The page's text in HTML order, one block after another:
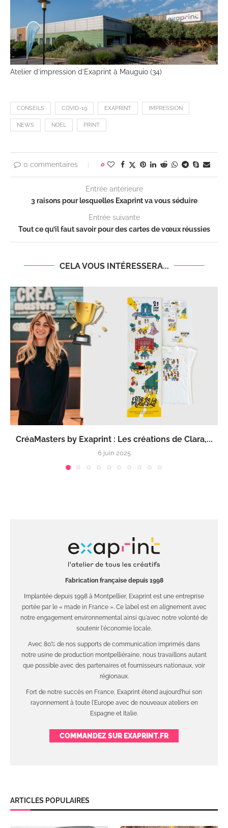
Atelier d’impression d’Exaprint à Mauguio (34)
CONSEILS COVID-19 EXAPRINT IMPRESSION
NEWS NOEL PRINT
0 commentaires 0
Entrée antérieure
3 raisons pour lesquelles Exaprint va vous séduire
Entrée suivante
Tout ce qu’il faut savoir pour des cartes de vœux réussies
CELA VOUS INTÉRESSERA...
CréaMasters by Exaprint : Les créations de Clara,...
6 juin 2025
Fabrication française depuis 1998
Implantée depuis 1998 à Montpellier, Exaprint est une entreprise
portée par le « made in France ». Ce label est en alignement avec
notre engagement environnemental ainsi qu'avec notre volonté de
soutenir l'économie locale.
Avec 80% de nos supports de communication imprimés dans
notre usine de production montpelliéraine, nous travaillons autant
que possible avec des partenaires et fournisseurs nationaux, voir
régionaux.
Fort de notre succès en France, Exaprint étend aujourd'hui son
rayonnement à toute l'Europe avec de nouveaux ateliers en
Espagne et Italie.
COMMANDEZ SUR EXAPRINT.FR
ARTICLES POPULAIRES